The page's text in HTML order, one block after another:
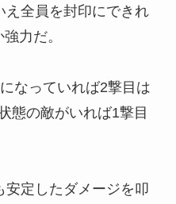
え全員を封印にできれ
力だ。
なっていれば2撃目は
態の敵がいれば1撃目
定したダメージを叩